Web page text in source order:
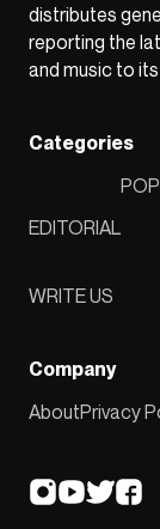
distributes
reporting the
and music to
Categories
EDITORIAL
WRITE US
Company
AboutPrivacy